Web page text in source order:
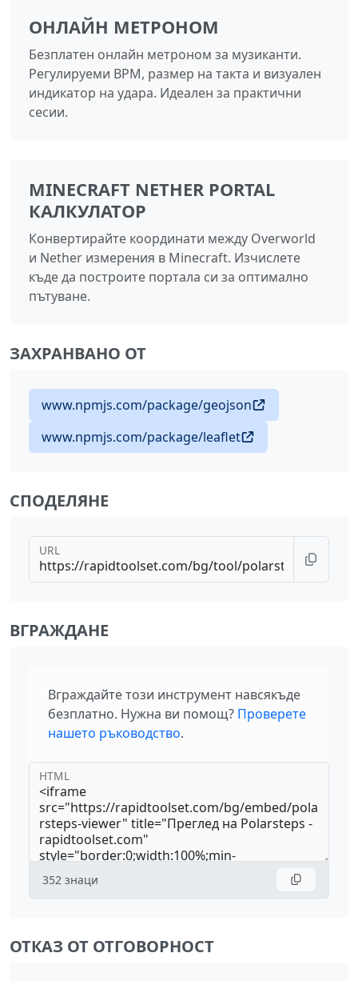
ОНЛАЙН МЕТРОНОМ
Безплатен онлайн метроном за музиканти.
Регулируеми BPM, размер на такта и визуален
индикатор на удара. Идеален за практични
сесии.
MINECRAFT NETHER PORTAL
КАЛКУЛАТОР
Конвертирайте координати между Overworld
и Nether измерения в Minecraft. Изчислете
къде да построите портала си за оптимално
пътуване.
ЗАХРАНВАНО ОТ
www.npmjs.com/package/geojson
www.npmjs.com/package/leaflet
СПОДЕЛЯНЕ
URL
ВГРАЖДАНЕ
Вграждайте този инструмент навсякъде
безплатно. Нужна ви помощ? Проверете
нашето ръководство.
HTML
352 знаци
ОТКАЗ ОТ ОТГОВОРНОСТ